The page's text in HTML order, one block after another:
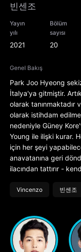
빈센조
Yayın
yılı
2021
Bölüm
sayısı
20
Genel Bakış
Park Joo Hyeong
İtalya'ya gitmiştir.
olarak tanınmaktadır
olarak istihdam
nedeniyle Güney
Young ile ilişki kurar.
için her şeyi
anavatanına geri
ilacından tattırır -
Vincenzo 빈센조